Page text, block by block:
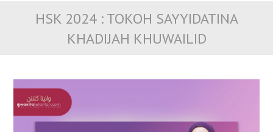
HSK 2024 : TOKOH SAYYIDATINA
KHADIJAH KHUWAILID